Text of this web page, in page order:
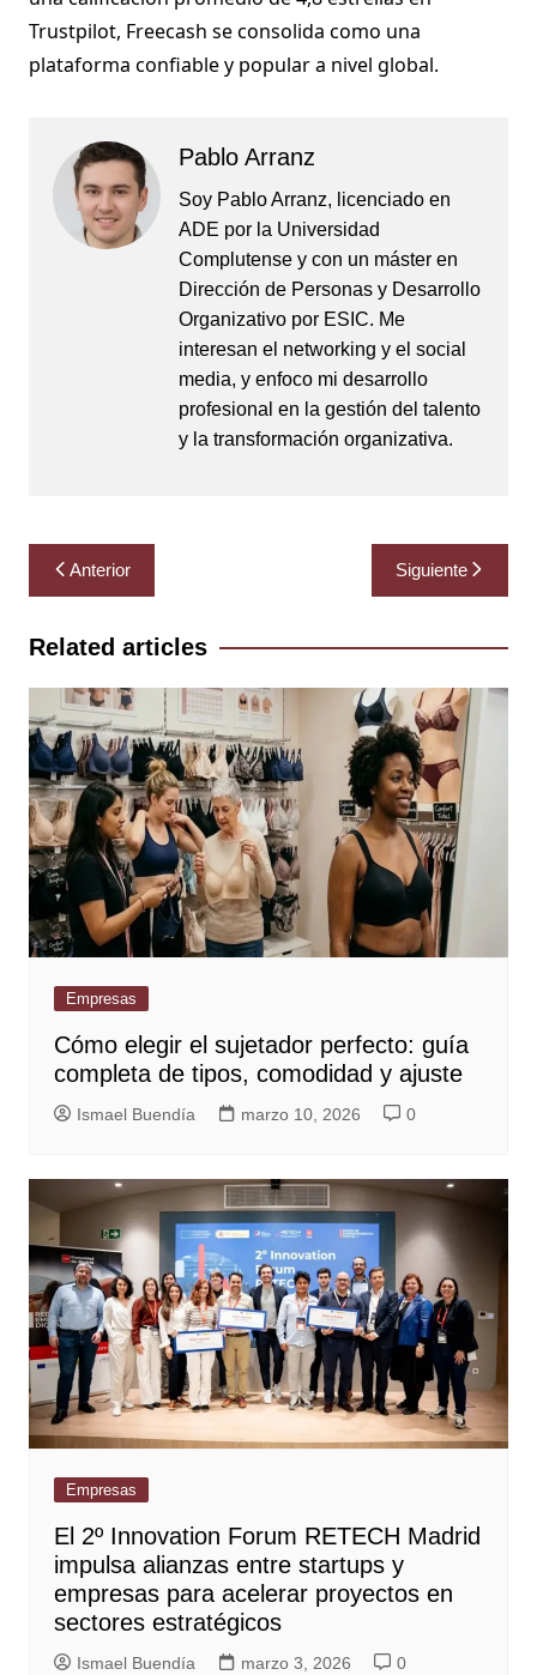
Trustpilot, Freecash se consolida como una
plataforma confiable y popular a nivel global.
Pablo Arranz
Soy Pablo Arranz, licenciado en
ADE por la Universidad
Complutense y con un máster en
Dirección de Personas y Desarrollo
Organizativo por ESIC. Me
interesan el networking y el social
media, y enfoco mi desarrollo
profesional en la gestión del talento
y la transformación organizativa.
Navegación
de
entradas
Anterior Siguiente
Related articles
Empresas
Cómo elegir el sujetador perfecto: guía
completa de tipos, comodidad y ajuste
Ismael Buendía marzo 10, 2026 0
Empresas
El 2º Innovation Forum RETECH Madrid
impulsa alianzas entre startups y
empresas para acelerar proyectos en
sectores estratégicos
Ismael Buendía marzo 3, 2026 0